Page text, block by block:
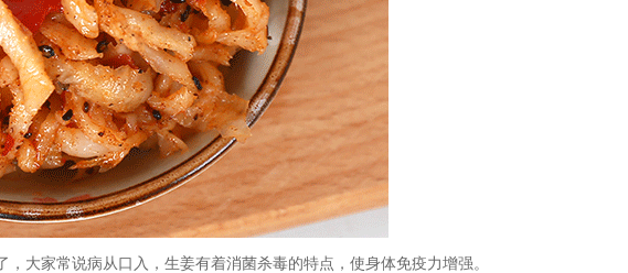
家常说病从口入，生姜有着消菌杀毒的特点，使身体免疫力增强。